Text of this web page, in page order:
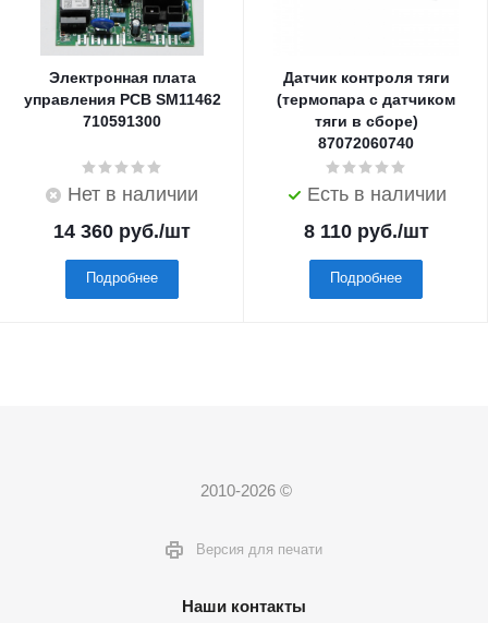
Электронная плата
управления PCB SM11462
710591300
Нет в наличии
14 360 руб./шт
Подробнее
Датчик контроля тяги
(термопара с датчиком
тяги в сборе)
87072060740
Есть в наличии
8 110руб./шт
Подробнее
2010-2026 ©
Версия для печати
Наши контакты